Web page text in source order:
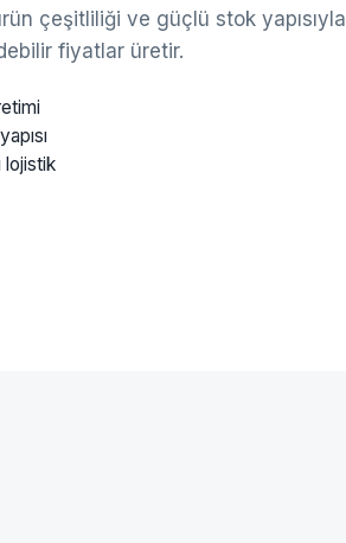
çeşitliliği ve güçlü stok yapısıyla
fiyatlar üretir.
lojistik